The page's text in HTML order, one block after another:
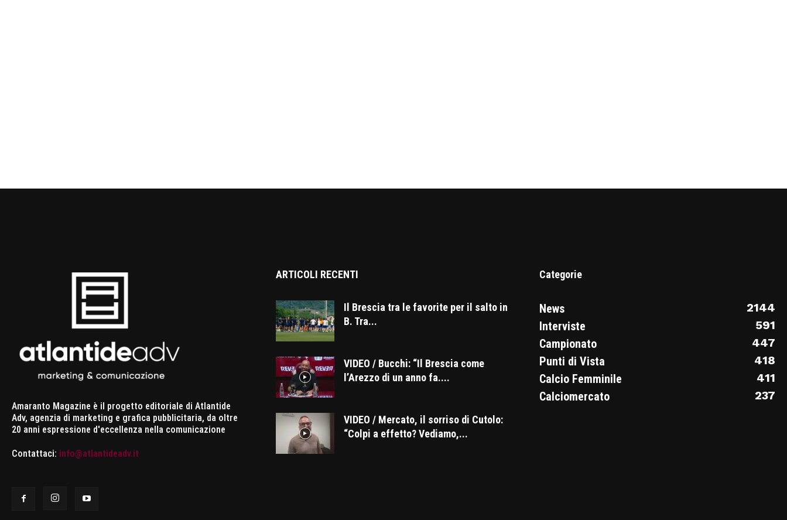
Amaranto Magazine è il progetto editoriale di Atlantide
Adv, agenzia di marketing e grafica pubblicitaria, da oltre
20 anni espressione d'eccellenza nella comunicazione
Contattaci: info@atlantideadv.it
ARTICOLI RECENTI
Il Brescia tra le favorite per il salto in
B. Tra...
VIDEO / Bucchi: “Il Brescia come
l’Arezzo di un anno fa....
VIDEO / Mercato, il sorriso di Cutolo:
“Colpi a effetto? Vediamo,...
Categorie
News
2144
Interviste
591
Campionato
447
Punti di Vista
418
Calcio Femminile
411
Calciomercato
237